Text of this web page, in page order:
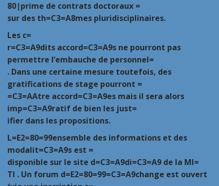
80|prime de contrats doctoraux =
sur des th=C3=A8mes pluridisciplinaires.
Les c=
r=C3=A9dits accord=C3=A9s ne pourront pas
permettre l’embauche de personnel=
. Dans une certaine mesure toutefois, des
gratifications de stage pourront =
=C3=AAtre accord=C3=A9es mais il sera alors
imp=C3=A9ratif de bien les just=
ifier dans les propositions.
L=E2=80=99ensemble des informations et des
modalit=C3=A9s est =
disponible sur le site d=C3=A9di=C3=A9 de la MI=
TI . Un forum d=E2=80=99=C3=A9change est ouvert